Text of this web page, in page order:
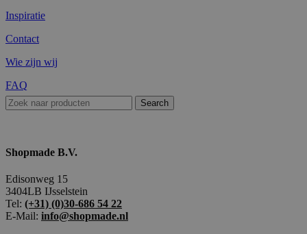
Inspiratie
Contact
Wie zijn wij
FAQ
Search
Shopmade B.V.
Edisonweg 15
3404LB IJsselstein
Tel: (+31) (0)30-686 54 22
E-Mail: info@shopmade.nl